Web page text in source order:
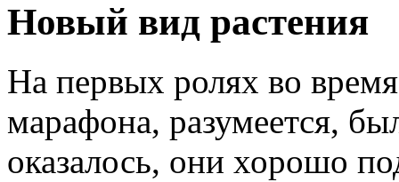
Новый вид растения
На первых ролях во
марафона, разумеется,
оказалось, они хорошо